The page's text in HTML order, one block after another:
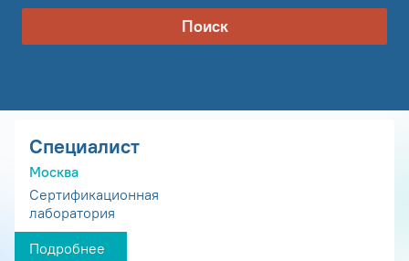
Поиск
Специалист
Москва
Сертификационная
лаборатория
Подробнее